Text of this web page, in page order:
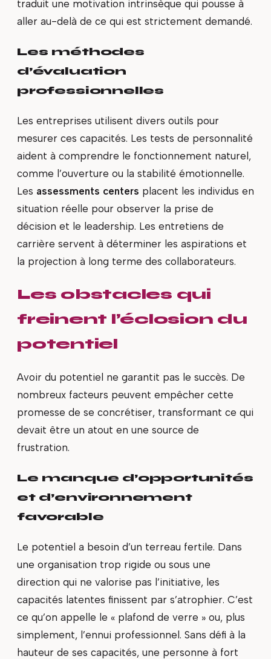
traduit une motivation intrinsèque qui pousse à
aller au-delà de ce qui est strictement demandé.
Les méthodes
d’évaluation
professionnelles
Les entreprises utilisent divers outils pour
mesurer ces capacités. Les tests de personnalité
aident à comprendre le fonctionnement naturel,
comme l’ouverture ou la stabilité émotionnelle.
Les assessments centers placent les individus en
situation réelle pour observer la prise de
décision et le leadership. Les entretiens de
carrière servent à déterminer les aspirations et
la projection à long terme des collaborateurs.
Les obstacles qui
freinent l’éclosion du
potentiel
Avoir du potentiel ne garantit pas le succès. De
nombreux facteurs peuvent empêcher cette
promesse de se concrétiser, transformant ce qui
devait être un atout en une source de
frustration.
Le manque d’opportunités
et d’environnement
favorable
Le potentiel a besoin d’un terreau fertile. Dans
une organisation trop rigide ou sous une
direction qui ne valorise pas l’initiative, les
capacités latentes finissent par s’atrophier. C’est
ce qu’on appelle le « plafond de verre » ou, plus
simplement, l’ennui professionnel. Sans défi à la
hauteur de ses capacités, une personne à fort